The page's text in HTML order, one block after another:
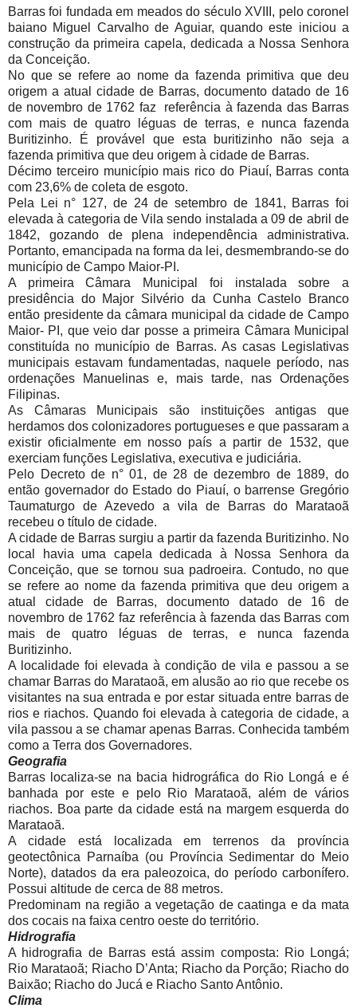
Barras foi fundada em meados do século XVIII, pelo coronel
baiano Miguel Carvalho de Aguiar, quando este iniciou a
construção da primeira capela, dedicada a Nossa Senhora
da Conceição.
No que se refere ao nome da fazenda primitiva que deu
origem a atual cidade de Barras, documento datado de 16
de novembro de 1762 faz referência à fazenda das Barras
com mais de quatro léguas de terras, e nunca fazenda
Buritizinho. É provável que esta buritizinho não seja a
fazenda primitiva que deu origem à cidade de Barras.
Décimo terceiro município mais rico do Piauí, Barras conta
com 23,6% de coleta de esgoto.
Pela Lei n° 127, de 24 de setembro de 1841, Barras foi
elevada à categoria de Vila sendo instalada a 09 de abril de
1842, gozando de plena independência administrativa.
Portanto, emancipada na forma da lei, desmembrando-se do
município de Campo Maior-PI.
A primeira Câmara Municipal foi instalada sobre a
presidência do Major Silvério da Cunha Castelo Branco
então presidente da câmara municipal da cidade de Campo
Maior- PI, que veio dar posse a primeira Câmara Municipal
constituída no município de Barras. As casas Legislativas
municipais estavam fundamentadas, naquele período, nas
ordenações Manuelinas e, mais tarde, nas Ordenações
Filipinas.
As Câmaras Municipais são instituições antigas que
herdamos dos colonizadores portugueses e que passaram a
existir oficialmente em nosso país a partir de 1532, que
exerciam funções Legislativa, executiva e judiciária.
Pelo Decreto de n° 01, de 28 de dezembro de 1889, do
então governador do Estado do Piauí, o barrense Gregório
Taumaturgo de Azevedo a vila de Barras do Marataoã
recebeu o título de cidade.
A cidade de Barras surgiu a partir da fazenda Buritizinho. No
local havia uma capela dedicada à Nossa Senhora da
Conceição, que se tornou sua padroeira. Contudo, no que
se refere ao nome da fazenda primitiva que deu origem a
atual cidade de Barras, documento datado de 16 de
novembro de 1762 faz referência à fazenda das Barras com
mais de quatro léguas de terras, e nunca fazenda
Buritizinho.
A localidade foi elevada à condição de vila e passou a se
chamar Barras do Marataoã, em alusão ao rio que recebe os
visitantes na sua entrada e por estar situada entre barras de
rios e riachos. Quando foi elevada à categoria de cidade, a
vila passou a se chamar apenas Barras. Conhecida também
como a Terra dos Governadores.
Geografia
Barras localiza-se na bacia hidrográfica do Rio Longá e é
banhada por este e pelo Rio Marataoã, além de vários
riachos. Boa parte da cidade está na margem esquerda do
Marataoã.
A cidade está localizada em terrenos da província
geotectônica Parnaíba (ou Província Sedimentar do Meio
Norte), datados da era paleozoica, do período carbonífero.
Possui altitude de cerca de 88 metros.
Predominam na região a vegetação de caatinga e da mata
dos cocais na faixa centro oeste do território.
Hidrografia
A hidrografia de Barras está assim composta: Rio Longá;
Rio Marataoã; Riacho D’Anta; Riacho da Porção; Riacho do
Baixão; Riacho do Jucá e Riacho Santo Antônio.
Clima